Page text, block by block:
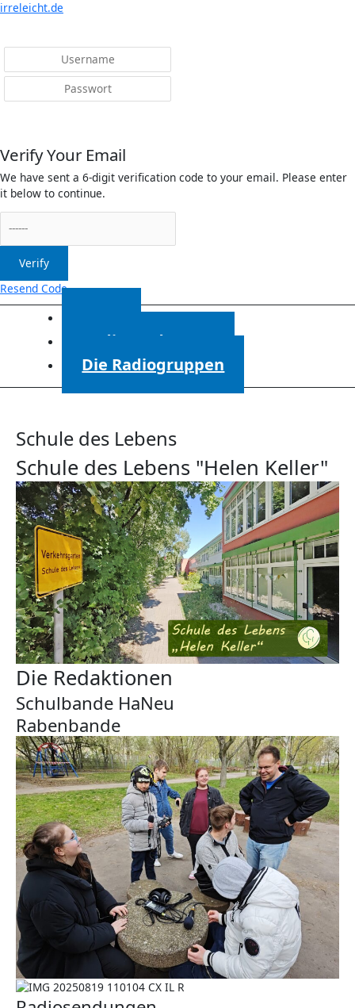
irreleicht.de
Verify Your Email
We have sent a 6-digit verification code to your email. Please enter
it below to continue.
Verify
Resend Code
Menü
Radiosendungen
Die Radiogruppen
Schule des Lebens
Schule des Lebens "Helen Keller"
Die Redaktionen
Schulbande HaNeu
Rabenbande